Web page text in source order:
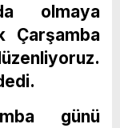
olmaya
Çarşamba
günü